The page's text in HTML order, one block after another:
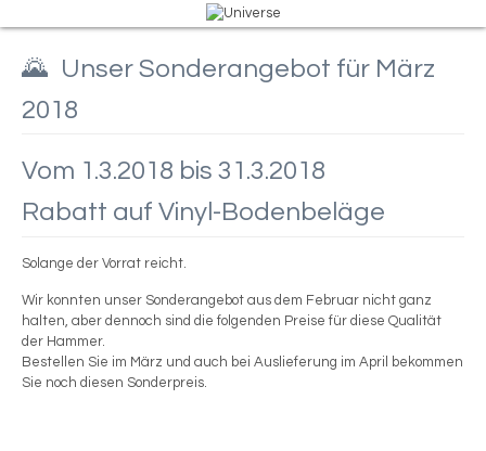
Unser Sonderangebot für März
2018
Vom 1.3.2018 bis 31.3.2018
Rabatt auf Vinyl-Bodenbeläge
Solange der Vorrat reicht.
Wir konnten unser Sonderangebot aus dem Februar nicht ganz
halten, aber dennoch sind die folgenden Preise für diese Qualität
der Hammer.
Bestellen Sie im März und auch bei Auslieferung im April bekommen
Sie noch diesen Sonderpreis.